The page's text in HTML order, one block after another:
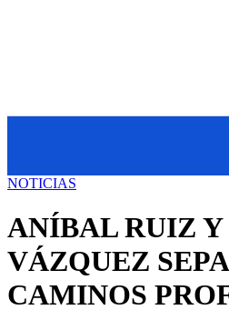
NOTICIAS
ANÍBAL RUIZ
VÁZQUEZ
CAMINOS